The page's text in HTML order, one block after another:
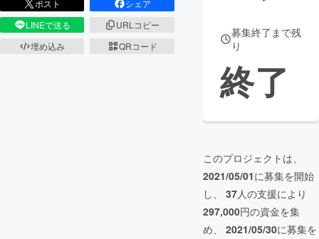
ポスト
シェア
LINEで送る
URLコピー
埋め込み
QRコード
募集終了まで残
り
終了
このプロジェクトは、
2021/05/01に募集を開始
し、 37人の支援により
297,000円の資金を集
め、 2021/05/30に募集を